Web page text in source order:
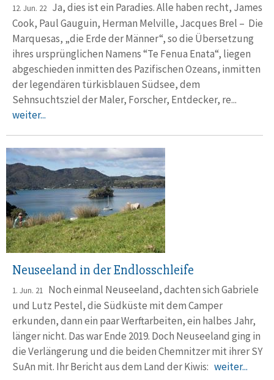
12. Jun. 22 Ja, dies ist ein Paradies. Alle haben recht, James
Cook, Paul Gauguin, Herman Melville, Jacques Brel – Die
Marquesas, „die Erde der Männer“, so die Übersetzung
ihres ursprünglichen Namens “Te Fenua Enata“, liegen
abgeschieden inmitten des Pazifischen Ozeans, inmitten
der legendären türkisblauen Südsee, dem
Sehnsuchtsziel der Maler, Forscher, Entdecker, re...
weiter...
Neuseeland in der Endlosschleife
1. Jun. 21 Noch einmal Neuseeland, dachten sich Gabriele
und Lutz Pestel, die Südküste mit dem Camper
erkunden, dann ein paar Werftarbeiten, ein halbes Jahr,
länger nicht. Das war Ende 2019. Doch Neuseeland ging in
die Verlängerung und die beiden Chemnitzer mit ihrer SY
SuAn mit. Ihr Bericht aus dem Land der Kiwis: weiter...